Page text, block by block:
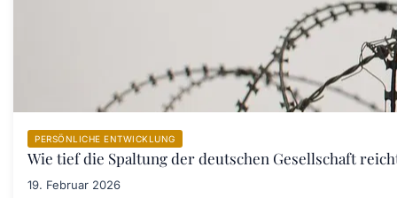
PERSÖNLICHE ENTWICKLUNG
Wie tief die Spaltung der deutschen Gesellschaft
19. Februar 2026